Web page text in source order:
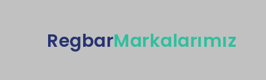
RegbarMarkalarımız